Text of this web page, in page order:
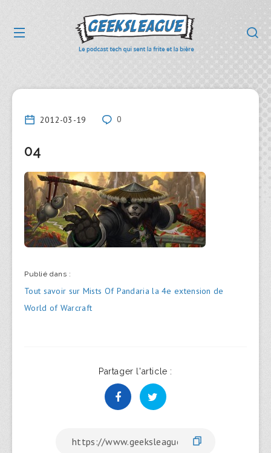
2012-03-19 0
04
Publié dans :
Navigation
de
Tout savoir sur Mists Of Pandaria la 4e extension de
World of Warcraft
Partager l'article :